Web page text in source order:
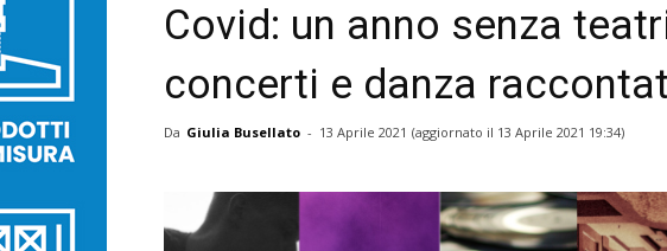
Covid: un anno senza
concerti e danza
Da Giulia Busellato - 13 Aprile 2021 (aggiornato il 13 Aprile 2021 19:34)